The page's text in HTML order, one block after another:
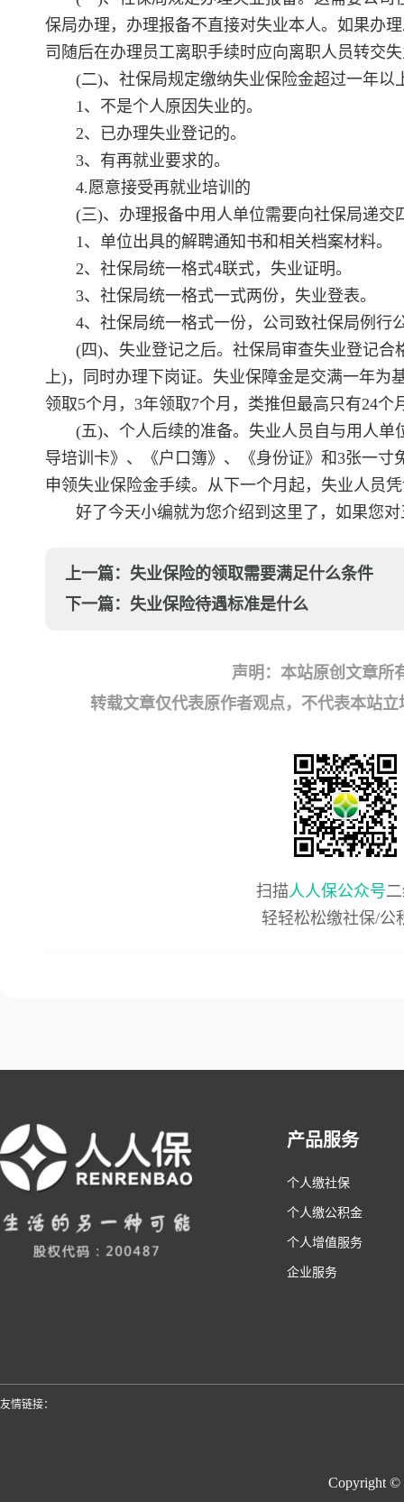
保局办理，办理报备不直接对失业本人。如果办
司随后在办理员工离职手续时应向离职人员转交
(二)、社保局规定缴纳失业保险金超过一年
1、不是个人原因失业的。
2、已办理失业登记的。
3、有再就业要求的。
4.愿意接受再就业培训的
(三)、办理报备中用人单位需要向社保局递交
1、单位出具的解聘通知书和相关档案材料。
2、社保局统一格式4联式，失业证明。
3、社保局统一格式一式两份，失业登表。
4、社保局统一格式一份，公司致社保局例行
(四)、失业登记之后。社保局审查失业登记
上)，同时办理下岗证。失业保障金是交满一年为
领取5个月，3年领取7个月，类推但最高只有24
(五)、个人后续的准备。失业人员自与用人
导培训卡》、《户口簿》、《身份证》和3张一
申领失业保险金手续。从下一个月起，失业人员
好了今天小编就为您介绍到这里了，如果您
上一篇： 失业保险的领取需要满足什么条件
下一篇： 失业保险待遇标准是什么
声明：本站原创文章所
转载文章仅代表原作者观点，不代表本站
扫描人人保公众号
轻轻松松缴社保/公
产品服务
个人缴社保
个人缴公积金
个人增值服务
企业服务
友情链接：
Copyright ©